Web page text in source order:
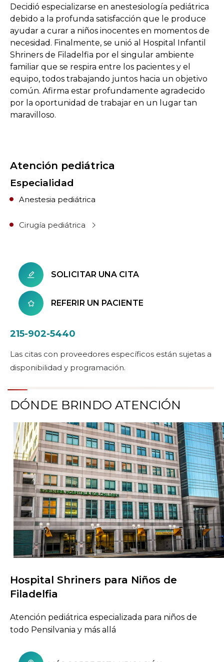
Decidió especializarse en anestesiología pediátrica
debido a la profunda satisfacción que le produce
ayudar a curar a niños inocentes en momentos de
necesidad. Finalmente, se unió al Hospital Infantil
Shriners de Filadelfia por el singular ambiente
familiar que se respira entre los pacientes y el
equipo, todos trabajando juntos hacia un objetivo
común. Afirma estar profundamente agradecido
por la oportunidad de trabajar en un lugar tan
maravilloso.
Atención pediátrica
Especialidad
Anestesia pediátrica
Cirugía pediátrica
SOLICITAR UNA CITA
REFERIR UN PACIENTE
215-902-5440
Las citas con proveedores específicos están sujetas a
disponibilidad y programación.
DÓNDE BRINDO ATENCIÓN
Buscar centros de atención
Hospital Shriners para Niños de
Filadelfia
Atención pediátrica especializada para niños de
todo Pensilvania y más allá